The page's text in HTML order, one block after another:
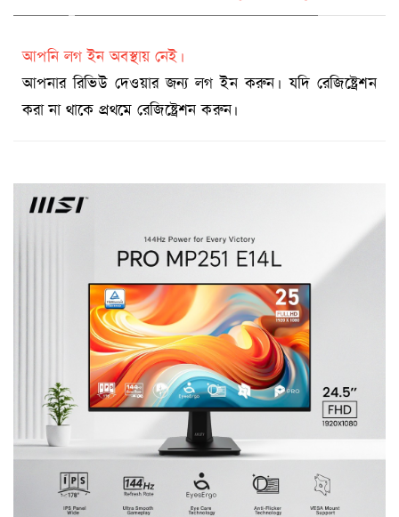
আপনি লগ ইন অবস্থায় নেই।
আপনার রিভিউ দেওয়ার জন্য লগ ইন করুন। যদি রেজিষ্ট্রেশন
করা না থাকে প্রথমে রেজিষ্ট্রেশন করুন।